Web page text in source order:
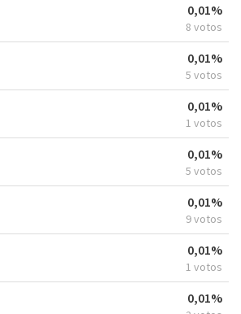
0,01%
8 votos
0,01%
5 votos
0,01%
1 votos
0,01%
5 votos
0,01%
9 votos
0,01%
1 votos
0,01%